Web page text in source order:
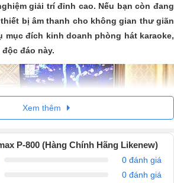
giải trí đỉnh cao. Nếu bạn còn đang
bị âm thanh cho không gian thư giãn
mục đích kinh doanh phòng hát karaoke,
đáo này.
Xem thêm
P-800 (Hàng Chính Hãng Likenew)
0 đánh giá
0 đánh giá